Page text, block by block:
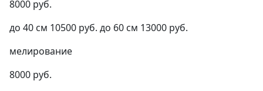
8000 руб.
до 40 см 10500 руб. до 60 см 13000 руб.
мелирование
8000 руб.